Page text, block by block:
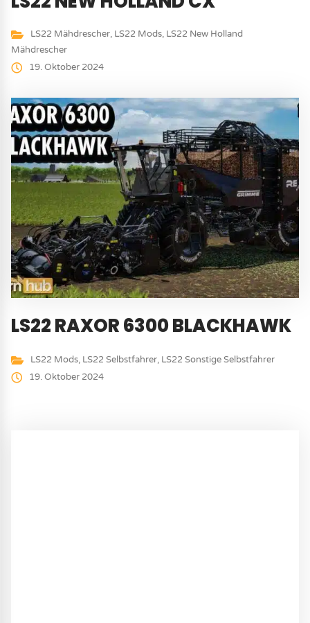
LS22 Mähdrescher, LS22 Mods, LS22 New Holland
Mähdrescher
19. Oktober 2024
LS22 RAXOR 6300 BLACKHAWK
LS22 Mods, LS22 Selbstfahrer, LS22 Sonstige Selbstfahrer
19. Oktober 2024